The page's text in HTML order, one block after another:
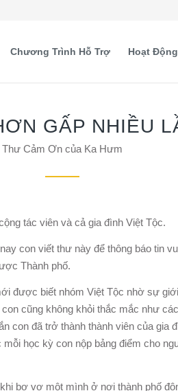
Chương Trình Hỗ Trợ Hoạt Động
GẤP NHIỀU
Thư Cảm Ơn của Ka Hưm
tác viên và cả gia đình Việt Tộc.
con viết thư này để thông báo tin
Thành phố.
được biết nhóm Việt Tộc nhờ sự
cũng không khỏi thắc mắc như
con đã trở thành thành viên của gia
học kỳ con nộp bảng điểm cho
bơ vơ một mình ở nơi thành phố